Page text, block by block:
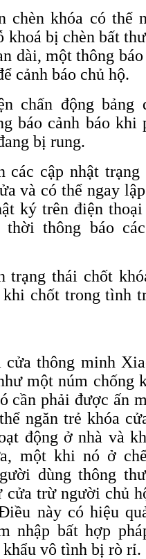
chèn khóa có thể
khoá bị chèn bất
dài, một thông báo
cảnh báo chủ hộ.
chấn động bảng
báo cảnh báo khi
bị rung.
các cập nhật trạng
và có thể ngay
ký trên điện thoại
thời thông báo
trạng thái chốt
chốt trong tình
cửa thông minh
một núm chống
cần phải được ấn
ngăn trẻ khóa
động ở nhà và
một khi nó ở
dùng thông
cửa trừ người chủ
này có hiệu
nhập bất hợp
khẩu vô tình bị rò rỉ.